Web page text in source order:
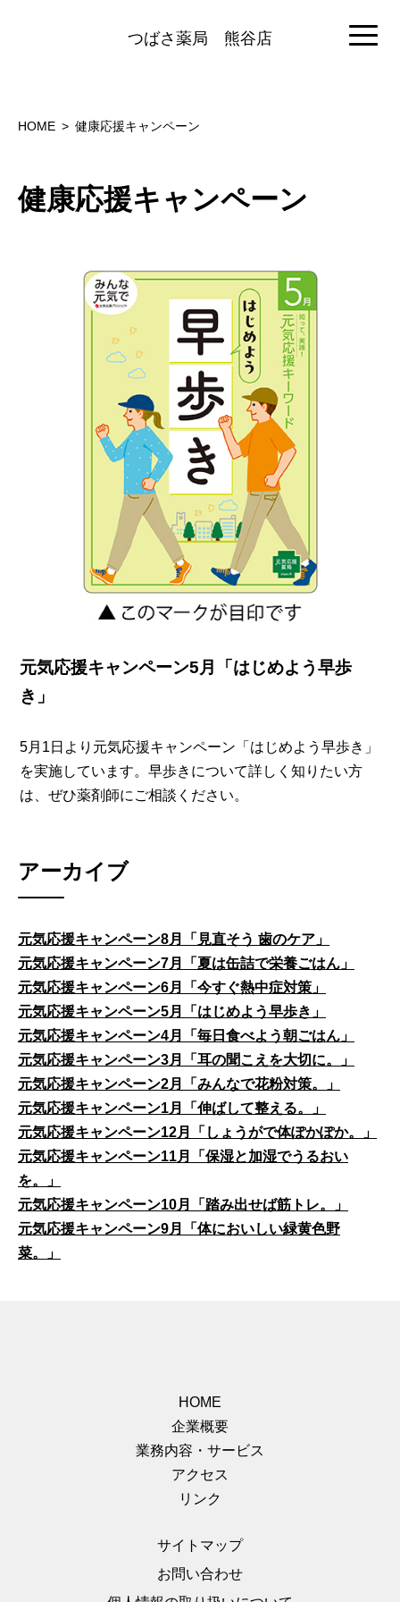
つばさ薬局 熊谷店
HOME 健康応援キャンペーン
健康応援キャンペーン
元気応援キャンペーン5月「はじめよう早歩
き」
5月1日より元気応援キャンペーン「はじめよう早歩き」
を実施しています。早歩きについて詳しく知りたい方
は、ぜひ薬剤師にご相談ください。
アーカイブ
元気応援キャンペーン8月「見直そう 歯のケア」
元気応援キャンペーン7月「夏は缶詰で栄養ごはん」
元気応援キャンペーン6月「今すぐ熱中症対策」
元気応援キャンペーン5月「はじめよう早歩き」
元気応援キャンペーン4月「毎日食べよう朝ごはん」
元気応援キャンペーン3月「耳の聞こえを大切に。」
元気応援キャンペーン2月「みんなで花粉対策。」
元気応援キャンペーン1月「伸ばして整える。」
元気応援キャンペーン12月「しょうがで体ぽかぽか。」
元気応援キャンペーン11月「保湿と加湿でうるおい
を。」
元気応援キャンペーン10月「踏み出せば筋トレ。」
元気応援キャンペーン9月「体においしい緑黄色野
菜。」
HOME
企業概要
業務内容・サービス
アクセス
リンク
サイトマップ
お問い合わせ